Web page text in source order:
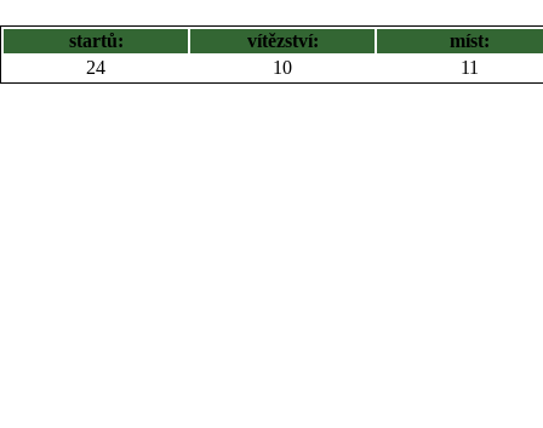
startů: vítězství:
míst:
24
10 11